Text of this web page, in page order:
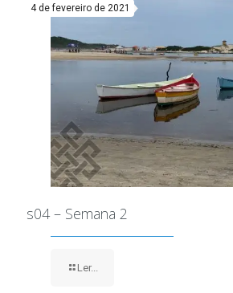
4 de fevereiro de 2021
s04 – Semana 2
Ler...